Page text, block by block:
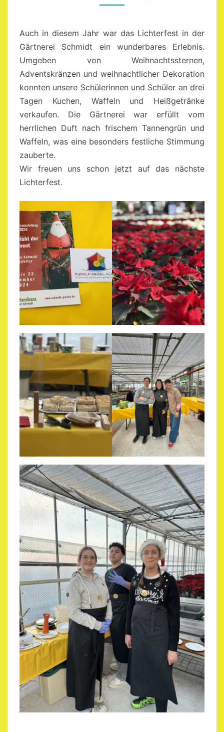
–
VOLLER
ERFOLG!
Auch in diesem Jahr war das Lichterfest in der
Gärtnerei Schmidt ein wunderbares Erlebnis.
Umgeben von Weihnachtssternen,
Adventskränzen und weihnachtlicher Dekoration
konnten unsere Schülerinnen und Schüler an drei
Tagen Kuchen, Waffeln und Heißgetränke
verkaufen. Die Gärtnerei war erfüllt vom
herrlichen Duft nach frischem Tannengrün und
Waffeln, was eine besonders festliche Stimmung
zauberte.
Wir freuen uns schon jetzt auf das nächste
Lichterfest.